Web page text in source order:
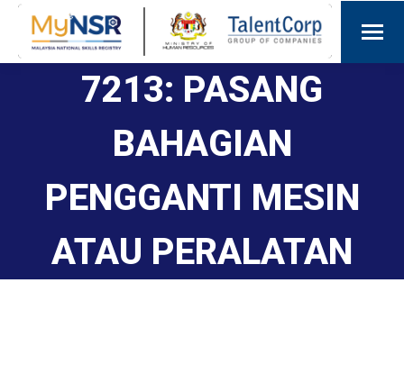
7213: PASANG
BAHAGIAN
PENGGANTI MESIN
ATAU PERALATAN